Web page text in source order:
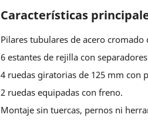
Características
Pilares tubulares de acero
6 estantes de rejilla con
4 ruedas giratorias de 125 mm con
2 ruedas equipadas con freno.
Montaje sin tuercas, pernos ni